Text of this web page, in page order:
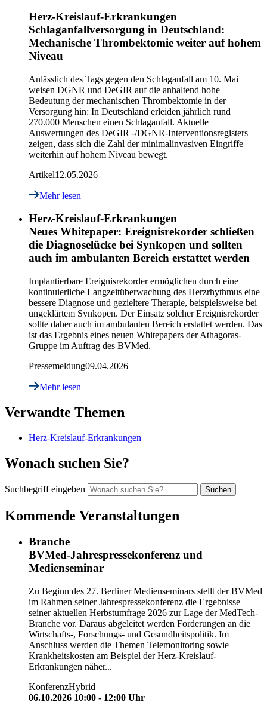
Herz-Kreislauf-Erkrankungen
Schlaganfallversorgung in Deutschland:
Mechanische Thrombektomie weiter auf hohem
Niveau
Anlässlich des Tags gegen den Schlaganfall am 10. Mai
weisen DGNR und DeGIR auf die anhaltend hohe
Bedeutung der mechanischen Thrombektomie in der
Versorgung hin: In Deutschland erleiden jährlich rund
270.000 Menschen einen Schlaganfall. Aktuelle
Auswertungen des DeGIR -/DGNR-Interventionsregisters
zeigen, dass sich die Zahl der minimalinvasiven Eingriffe
weiterhin auf hohem Niveau bewegt.
Artikel12.05.2026
Mehr lesen
Herz-Kreislauf-Erkrankungen
Neues Whitepaper: Ereignisrekorder schließen
die Diagnoselücke bei Synkopen und sollten
auch im ambulanten Bereich erstattet werden
Implantierbare Ereignisrekorder ermöglichen durch eine
kontinuierliche Langzeitüberwachung des Herzrhythmus eine
bessere Diagnose und gezieltere Therapie, beispielsweise bei
ungeklärtem Synkopen. Der Einsatz solcher Ereignisrekorder
sollte daher auch im ambulanten Bereich erstattet werden. Das
ist das Ergebnis eines neuen Whitepapers der Athagoras-
Gruppe im Auftrag des BVMed.
Pressemeldung09.04.2026
Mehr lesen
Verwandte Themen
Herz-Kreislauf-Erkrankungen
Wonach suchen Sie?
Suchbegriff eingeben
Kommende Veranstaltungen
Branche
BVMed-Jahrespressekonferenz und
Medienseminar
Zu Beginn des 27. Berliner Medienseminars stellt der BVMed
im Rahmen seiner Jahrespressekonferenz die Ergebnisse
seiner aktuellen Herbstumfrage 2026 zur Lage der MedTech-
Branche vor. Daraus abgeleitet werden Forderungen an die
Wirtschafts-, Forschungs- und Gesundheitspolitik. Im
Anschluss werden die Themen Telemonitoring sowie
Krankheitskosten am Beispiel der Herz-Kreislauf-
Erkrankungen näher...
KonferenzHybrid
06.10.2026 10:00 - 12:00 Uhr